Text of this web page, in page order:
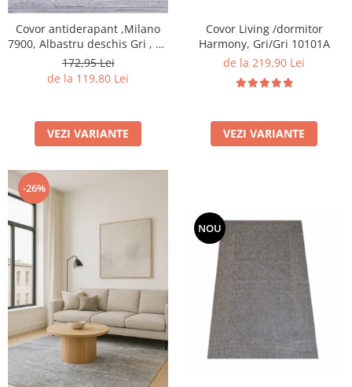
Covor antiderapant ,Milano
7900, Albastru deschis Gri , 80
x 150 cm, Grosime 4mm
172,95 Lei
de la 119,80 Lei
VEZI VARIANTE
Covor Living /dormitor
Harmony, Gri/Gri 10101A
de la 219,90 Lei
VEZI VARIANTE
-26%
NOU